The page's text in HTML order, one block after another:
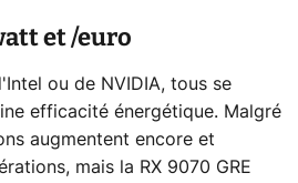
et /euro
d'Intel ou de NVIDIA, tous se
efficacité énergétique. Malgré
augmentent encore et
mais la RX 9070 GRE